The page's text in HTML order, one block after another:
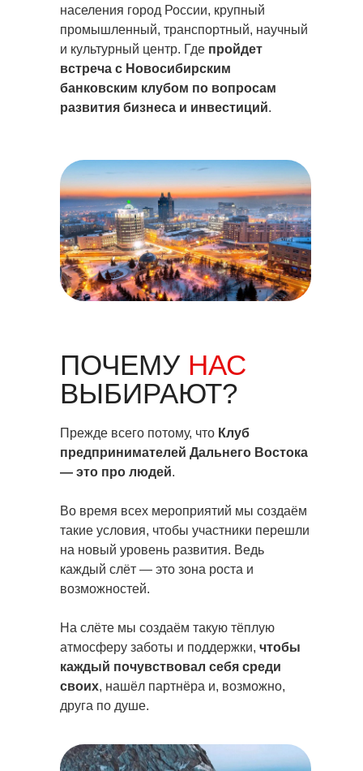
населения город России, крупный
промышленный, транспортный, научный
и культурный центр. Где пройдет
встреча с Новосибирским
банковским клубом по вопросам
развития бизнеса и инвестиций.
ПОЧЕМУНАС
ВЫБИРАЮТ?
Прежде всего потому, что Клуб
предпринимателей Дальнего Востока
— это про людей.
Во время всех мероприятий мы создаём
такие условия, чтобы участники перешли
на новый уровень развития. Ведь
каждый слёт — это зона роста и
возможностей.
На слёте мы создаём такую тёплую
атмосферу заботы и поддержки, чтобы
каждый почувствовал себя среди
своих, нашёл партнёра и, возможно,
друга по душе.